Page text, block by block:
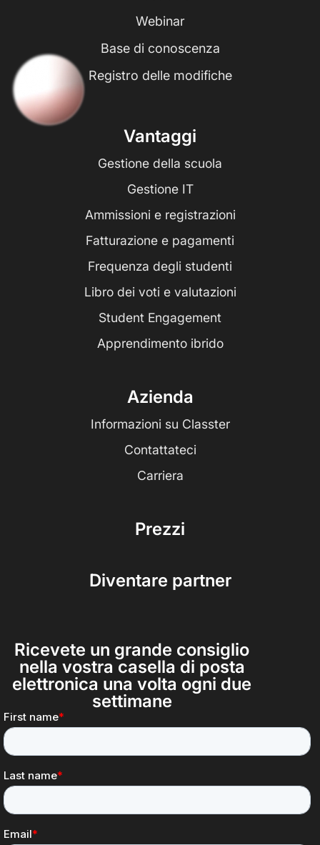
Webinar
Base di conoscenza
Registro delle modifiche
Vantaggi
Gestione della scuola
Gestione IT
Ammissioni e registrazioni
Fatturazione e pagamenti
Frequenza degli studenti
Libro dei voti e valutazioni
Student Engagement
Apprendimento ibrido
Azienda
Informazioni su Classter
Contattateci
Carriera
Prezzi
Diventare partner
Ricevete un grande consiglio
nella vostra casella di posta
elettronica una volta ogni due
settimane